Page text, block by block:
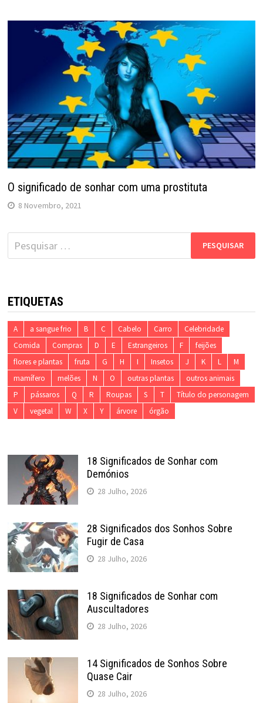
O significado de sonhar com uma prostituta
8 Novembro, 2021
Pesquisar
por:
ETIQUETAS
A a sangue frio B C Cabelo Carro
Celebridade
Comida
Compras D E Estrangeiros F
feijões
flores e plantas
fruta G H I Insetos J K L
M
mamífero
melões N O outras plantas
outros animais
P
pássaros Q R Roupas S T
Título do personagem
V
vegetal W X Y árvore órgão
18 Significados de Sonhar com
Demónios
28 Julho, 2026
28 Significados dos Sonhos Sobre
Fugir de Casa
28 Julho, 2026
18 Significados de Sonhar com
Auscultadores
28 Julho, 2026
14 Significados de Sonhos Sobre
Quase Cair
28 Julho, 2026